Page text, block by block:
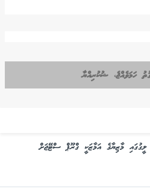
ހަމަވެއްޖެ، ޝުކުރިއްޔާ
މާޒިޔާގެ އަމާޒަކީ ގްރޫޕް ސްޓޭޖަށް